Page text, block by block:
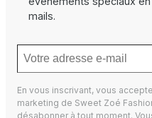
mails.
En vous inscrivant, vous
marketing de Sweet Zoé
désabonner à tout moment.